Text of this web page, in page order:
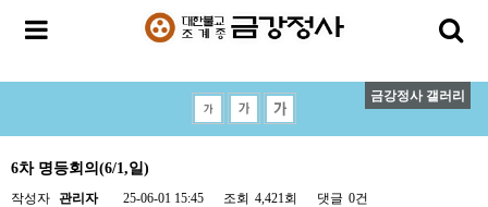
금강정사 갤러리
6차 명등회의(6/1,일)
작성자 관리자 25-06-01 15:45 조회 4,421회 댓글 0건